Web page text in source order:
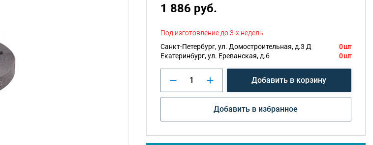
1 886 руб.
Под изготовление до 3-х недель
Санкт-Петербург, ул. Домостроительная, д.3 Д
0 шт
Екатеринбург, ул. Ереванская, д.6
0 шт
Добавить в корзину
Добавить в избранное